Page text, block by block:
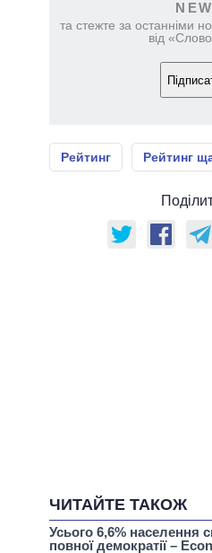
та стежте за останніми
від «Слово
Рейтинг Рейтинг
ЧИТАЙТЕ ТАКОЖ
Усього 6,6% населення
повної демократії –